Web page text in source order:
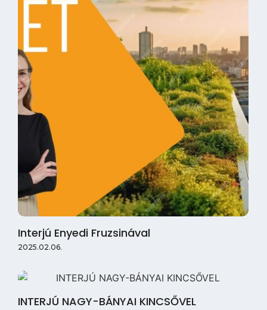
Interjú Enyedi Fruzsinával
2025.02.06.
INTERJÚ NAGY-BÁNYAI KINCSŐVEL